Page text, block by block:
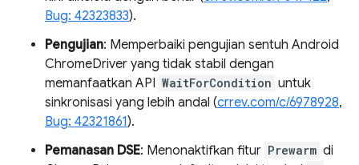
Bug: 42323833).
Pengujian: Memperbaiki pengujian sentuh Android
ChromeDriver yang tidak stabil dengan
memanfaatkan API WaitForCondition untuk
sinkronisasi yang lebih andal (crrev.com/c/6978928,
Bug: 42321861).
Pemanasan DSE: Menonaktifkan fitur Prewarm di